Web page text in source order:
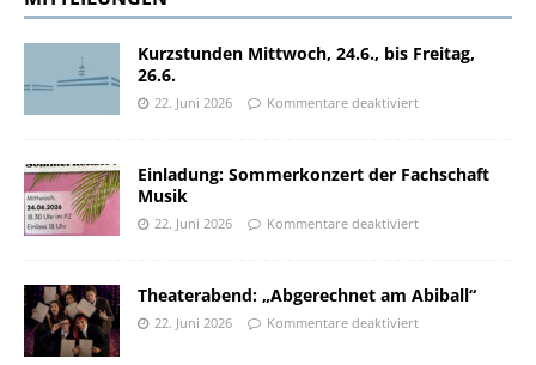
Kurzstunden Mittwoch, 24.6., bis Freitag,
26.6.
22. Juni 2026 Kommentare deaktiviert
Einladung: Sommerkonzert der Fachschaft
Musik
22. Juni 2026 Kommentare deaktiviert
Theaterabend: „Abgerechnet am Abiball“
22. Juni 2026 Kommentare deaktiviert